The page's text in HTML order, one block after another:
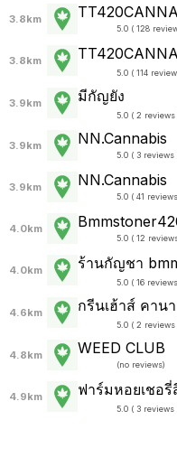
3.8km
5.0 ( 128
3.8km
5.0 ( 114
3.9km มีกัญยัง
5.0 ( 2 reviews
3.9km NN.Cannabis
5.0 ( 3 reviews
3.9km NN.Cannabis
5.0 ( 41
4.0km
5.0 ( 12
4.0km ร้านกัญชา
5.0 ( 16
4.6km กรีนเฮ้าส์ คาน
5.0 ( 2 reviews
4.8km WEED CLUB
(no reviews)
4.9km ฟาร์มหอยเชอรี่
5.0 ( 3 reviews